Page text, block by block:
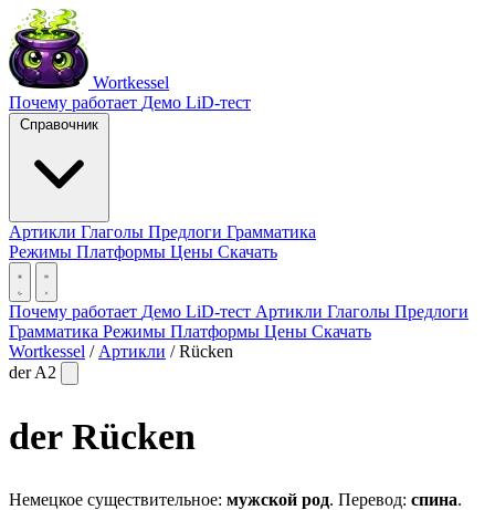
Wortkessel
Почему работает Демо LiD-тест
Справочник
Артикли Глаголы Предлоги Грамматика
Режимы Платформы Цены Скачать
Почему работает Демо LiD-тест Артикли Глаголы Предлоги
Грамматика Режимы Платформы Цены Скачать
Wortkessel / Артикли / Rücken
derA2
derRücken
Немецкое существительное: мужской род. Перевод: спина.